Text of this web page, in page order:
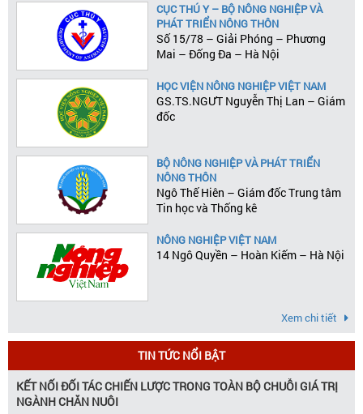
CỤC THÚ Y – BỘ NÔNG NGHIỆP VÀ
PHÁT TRIỂN NÔNG THÔN
Số 15/78 – Giải Phóng – Phương
Mai – Đống Đa – Hà Nội
HỌC VIỆN NÔNG NGHIỆP VIỆT NAM
GS.TS.NGƯT Nguyễn Thị Lan – Giám
đốc
BỘ NÔNG NGHIỆP VÀ PHÁT TRIỂN
NÔNG THÔN
Ngô Thế Hiên – Giám đốc Trung tâm
Tin học và Thống kê
NÔNG NGHIỆP VIỆT NAM
14 Ngô Quyền – Hoàn Kiếm – Hà Nội
Xem chi tiết
TIN TỨC NỔI BẬT
KẾT NỐI ĐỐI TÁC CHIẾN LƯỢC TRONG TOÀN BỘ CHUỖI GIÁ TRỊ
NGÀNH CHĂN NUÔI